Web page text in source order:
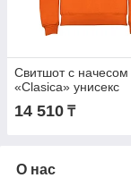
Свитшот с начесом
«Clasica» унисекс
14 510 ₸
О нас